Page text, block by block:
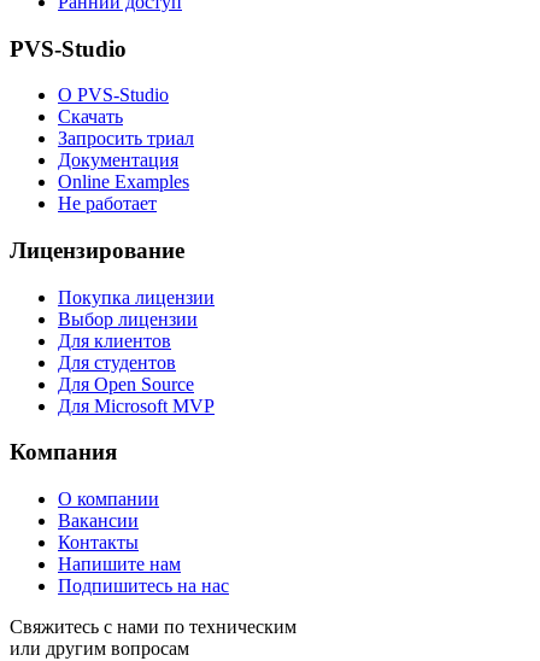
PVS-Studio
О PVS-Studio
Скачать
Запросить триал
Документация
Online Examples
Не работает
Лицензирование
Покупка лицензии
Выбор лицензии
Для клиентов
Для студентов
Для Open Source
Для Microsoft MVP
Компания
О компании
Вакансии
Контакты
Напишите нам
Подпишитесь на нас
Свяжитесь с нами по техническим
или другим вопросам